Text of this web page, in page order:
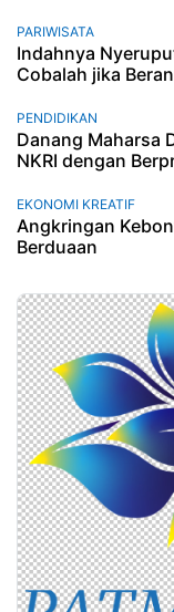
PARIWISATA
Indahnya
Cobalah jika
PENDIDIKAN
Danang Maharsa
NKRI dengan
EKONOMI KREATIF
Angkringan
Berduaan